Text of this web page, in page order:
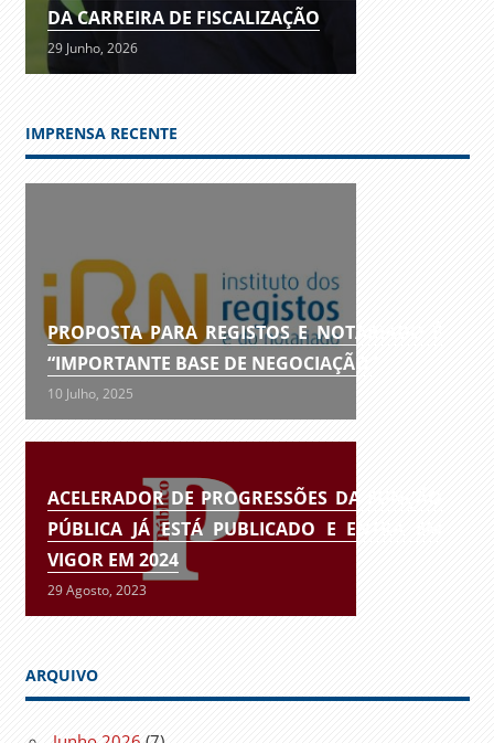
DA CARREIRA DE FISCALIZAÇÃO
29 Junho, 2026
IMPRENSA RECENTE
PROPOSTA PARA REGISTOS E NOTARIADO É
“IMPORTANTE BASE DE NEGOCIAÇÃO”
10 Julho, 2025
ACELERADOR DE PROGRESSÕES DA FUNÇÃO
PÚBLICA JÁ ESTÁ PUBLICADO E ENTRA EM
VIGOR EM 2024
29 Agosto, 2023
ARQUIVO